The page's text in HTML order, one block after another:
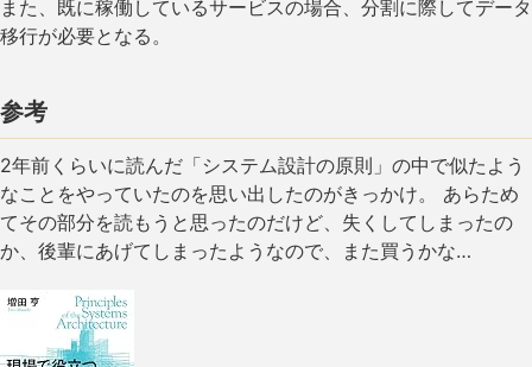
また、既に稼働しているサービスの場合、分割に際してデータ
移行が必要となる。
参考
2年前くらいに読んだ「システム設計の原則」の中で似たよう
なことをやっていたのを思い出したのがきっかけ。 あらため
てその部分を読もうと思ったのだけど、失くしてしまったの
か、後輩にあげてしまったようなので、また買うかな…